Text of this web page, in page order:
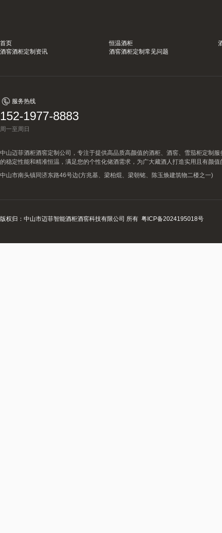
首页 恒温酒柜
酒窖酒柜定制资讯
酒窖酒柜定制常见问题
服务热线
152-1977-8883
周一至周日
中山迈菲酒柜酒窖定制公司，专注于提供高品质高颜值的酒柜、酒窖、雪茄柜定制
的稳定性能和精准恒温，满足您的个性化储酒需求，为广大藏酒人打造实用且有颜值
中山市南头镇同济东路46号边(方兆基、梁柏焜、梁朝铭、陈玉焕建筑物二楼之一)
版权归：中山市迈菲智能酒柜酒窖科技有限公司 所有 粤ICP备2024195018号